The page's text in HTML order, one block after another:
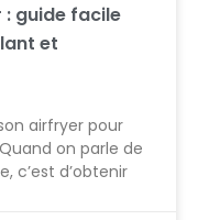
guide facile
et
airfryer pour
on parle de
c’est d’obtenir